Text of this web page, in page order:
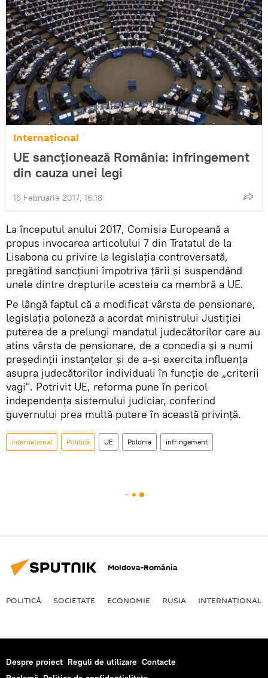
Internaţional
UE sancţionează România: infringement
din cauza unei legi
15 Februarie 2017, 16:18
La începutul anului 2017, Comisia Europeană a
propus invocarea articolului 7 din Tratatul de la
Lisabona cu privire la legislația controversată,
pregătind sancțiuni împotriva țării și suspendând
unele dintre drepturile acesteia ca membră a UE.
Pe lângă faptul că a modificat vârsta de pensionare,
legislația poloneză a acordat ministrului Justiției
puterea de a prelungi mandatul judecătorilor care au
atins vârsta de pensionare, de a concedia și a numi
președinții instanțelor și de a-şi exercita influenţa
asupra judecătorilor individuali în funcţie de „criterii
vagi". Potrivit UE, reforma pune în pericol
independența sistemului judiciar, conferind
guvernului prea multă putere în această privinţă.
Internaţional Politică UE Polonia infringement
Moldova-România
POLITICĂ SOCIETATE ECONOMIE RUSIA INTERNAŢIONAL
Despre proiect Reguli de utilizare Contacte